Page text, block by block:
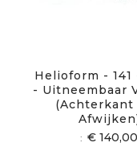
Helioform -
- Uitneembaar
(achterkant
€ 140,00